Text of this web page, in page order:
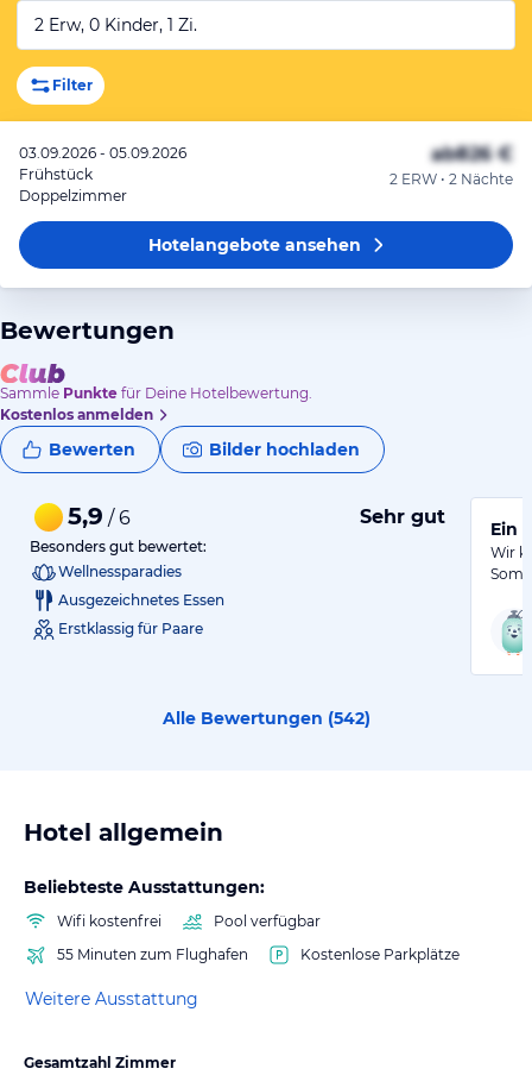
2 Erw, 0 Kinder, 1 Zi.
Filter
03.09.2026 - 05.09.2026
Frühstück
Doppelzimmer
ab826 €
2 ERW • 2 Nächte
Hotelangeboteansehen
Bewertungen
Sammle Punkte für Deine Hotelbewertung.
Kostenlos anmelden
Bewerten Bilder hochladen
5,9 / 6 Sehr gut
Besonders gut bewertet:
Wellnessparadies
Ausgezeichnetes Essen
Erstklassig für Paare
Ein
Wir
Alle Bewertungen (542)
Hotel allgemein
Beliebteste Ausstattungen:
Wifi kostenfrei
Pool verfügbar
55 Minuten zum Flughafen
Kostenlose Parkplätze
Weitere Ausstattung
Gesamtzahl Zimmer